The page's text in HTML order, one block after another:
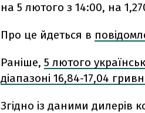
на 5 лютого з 14:00, на
Про це йдеться в
Раніше, 5 лютого
діапазоні 16,84-17,04
Згідно із даними дилерів